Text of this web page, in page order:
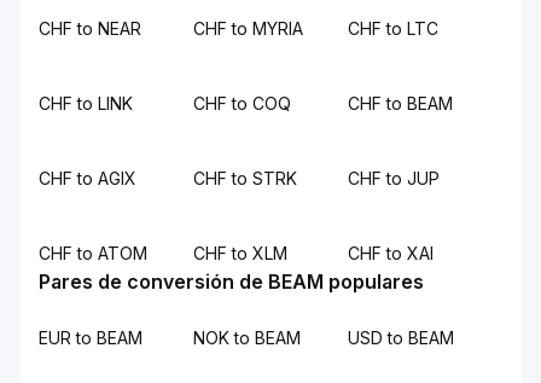
CHF to NEAR CHF to MYRIA CHF to LTC
CHF to LINK CHF to COQ CHF to BEAM
CHF to AGIX CHF to STRK CHF to JUP
CHF to ATOM CHF to XLM CHF to XAI
Pares de conversión de BEAM populares
EUR to BEAM NOK to BEAM USD to BEAM